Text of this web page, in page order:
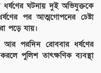
ধর্ষণের ঘটনায় দুই অভিযুক্তকে
পর আত্মগোপনের চেষ্টা
পড়ে যায়।
পরদিন রোববার ধর্ষণের
পুলিশ তাৎক্ষণিক ব্যবস্থা